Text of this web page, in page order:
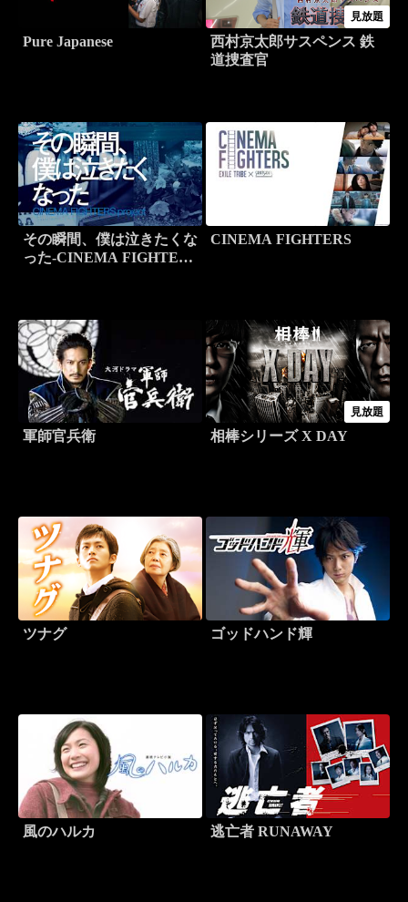
Pure Japanese
見放題
西村京太郎サスペンス 鉄
道捜査官
その瞬間、僕は泣きたくな
った-CINEMA FIGHTERS
CINEMA FIGHTERS
軍師官兵衛
見放題
相棒シリーズ X DAY
ツナグ ゴッドハンド輝
風のハルカ 逃亡者 RUNAWAY